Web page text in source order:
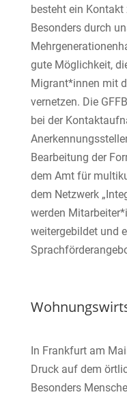
besteht ein Kontakt
Besonders durch
gute Möglichkeit,
Migrant*innen mit
vernetzen. Die
bei der
Bearbeitung der
dem Amt für
dem Netzwerk
werden
weitergebildet und
In Frankfurt am
Druck auf dem
Besonders